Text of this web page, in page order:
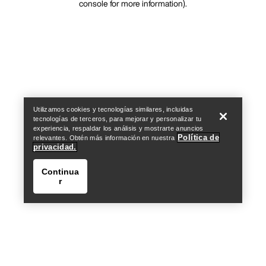
console for more information).
Utilizamos cookies y tecnologías similares, incluidas
tecnologías de terceros, para mejorar y personalizar tu
experiencia, respaldar los análisis y mostrarte anuncios
relevantes. Obtén más información en nuestra Política de
privacidad.
Continua
r